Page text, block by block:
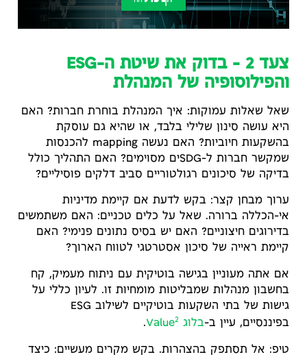
צעד 2 – בדוק את שיטת ה-ESG
והפילוסופיה של המנהלת
שאל שאלות עמוקות: איך המנהלת בוחרת חברות? האם
היא עושה סינון שלילי בלבד, או שהיא גם עוסקת
בהשקעות חיוביות? האם נעשה mapping להכנסות
שמקשר חברות ל-SDGים מסוימים? האם התהליך כולל
בדיקה של סיכונים רגולטוריים סביב דלקים פוסיליים?
ערוך מבחן קצר: בקש לדעת אם קיימת מדיניות
אי-הכללה ברורה. שאל על כלים טכניים: האם משתמשים
בדירוגים חיצוניים? האם יש בסיס נתונים פנימי? האם
קיימת ראייה של סיכון אסטרטגי לטווח הארוך?
אם אתה מעוניין בגישה בוטיקית עם ניתוח מעמיק, קח
בחשבון מנהלות שמבליטות מומחיות זו. לעיון כללי על
גישות של בתי השקעות בוטיקיים לשילוב ESG
בפיננסיים, עיין ב-בלוג Value 2
.
טיפ: אל תסתפק בהצהרות. בקש מקרים מעשיים: כיצד